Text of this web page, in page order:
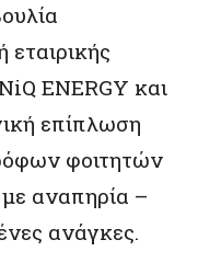
εταιρικής
ENERGY και
επίπλωση
φοιτητών
αναπηρία –
ανάγκες.